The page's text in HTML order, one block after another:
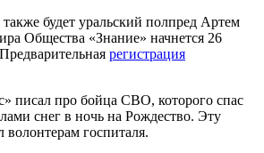
будет уральский полпред Артем
Общества «Знание» начнется 26
регистрация
писал про бойца СВО, которого спас
снег в ночь на Рождество. Эту
волонтерам госпиталя.